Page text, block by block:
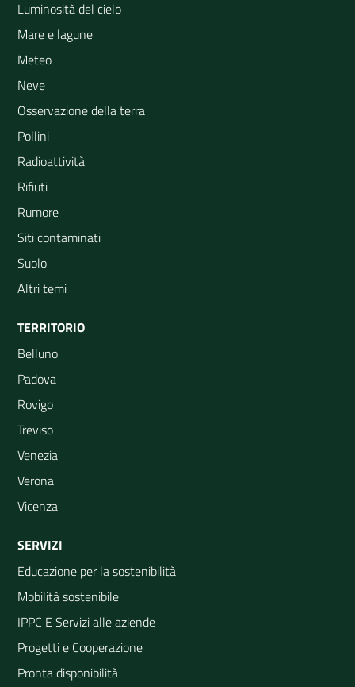
Luminosità del cielo
Mare e lagune
Meteo
Neve
Osservazione della terra
Pollini
Radioattività
Rifiuti
Rumore
Siti contaminati
Suolo
Altri temi
TERRITORIO
Belluno
Padova
Rovigo
Treviso
Venezia
Verona
Vicenza
SERVIZI
Educazione per la sostenibilità
Mobilità sostenibile
IPPC E Servizi alle aziende
Progetti e Cooperazione
Pronta disponibilità